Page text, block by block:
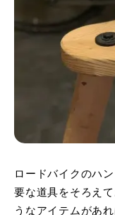
ロードバイクのハ
要な道具をそろえ
うなアイテムがあ